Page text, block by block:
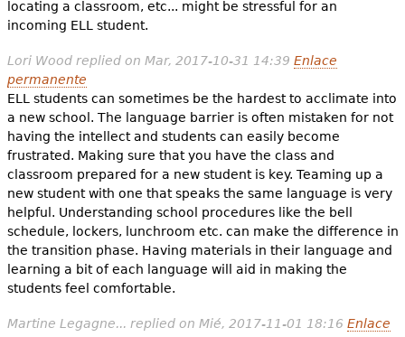
locating a classroom, etc... might be stressful for an
incoming ELL student.
Lori Woodreplied on Mar, 2017-10-31 14:39 Enlace
permanente
ELL students can sometimes be the hardest to acclimate into
a new school. The language barrier is often mistaken for not
having the intellect and students can easily become
frustrated. Making sure that you have the class and
classroom prepared for a new student is key. Teaming up a
new student with one that speaks the same language is very
helpful. Understanding school procedures like the bell
schedule, lockers, lunchroom etc. can make the difference in
the transition phase. Having materials in their language and
learning a bit of each language will aid in making the
students feel comfortable.
Martine Legagne... replied on Mié, 2017-11-01 18:16 Enlace